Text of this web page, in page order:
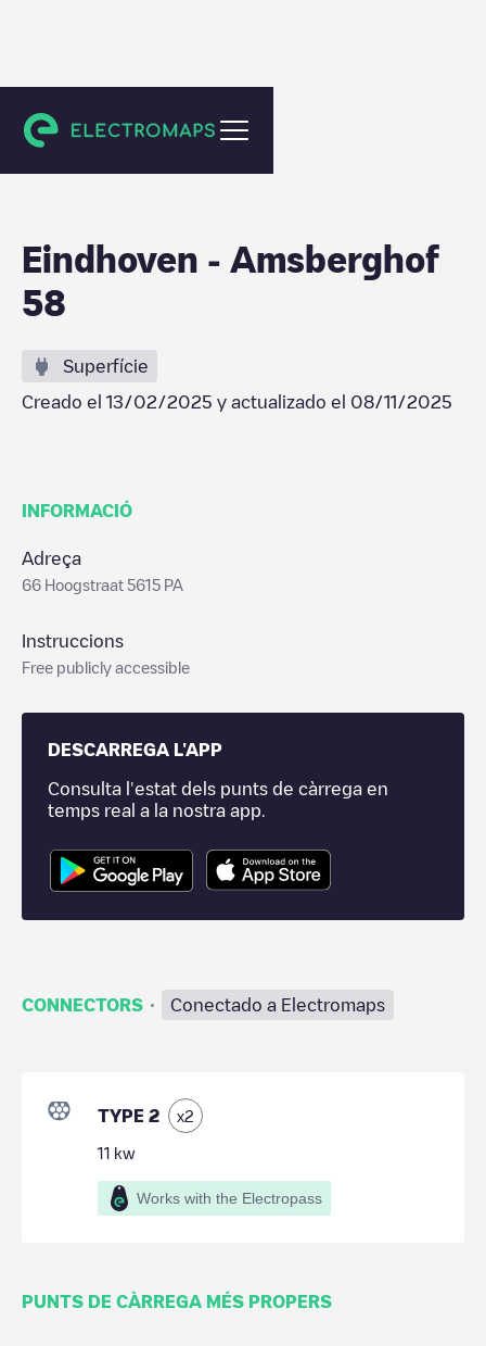
Eindhoven
Eindhoven - Amsberghof
58
Superfície
Creado el 13/02/2025 y actualizado el 08/11/2025
INFORMACIÓ
Adreça
66 Hoogstraat 5615 PA
Instruccions
Free publicly accessible
DESCARREGA L'APP
Consulta l'estat dels punts de càrrega en
temps real a la nostra app.
CONNECTORS · Conectado a Electromaps
TYPE 2 x2
11 kw
Works with the Electropass
PUNTS DE CÀRREGA MÉS PROPERS